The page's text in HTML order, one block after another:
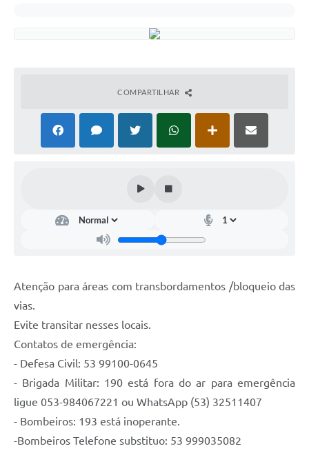
COMPARTILHAR
Atenção para áreas com transbordamentos /bloqueio das
vias.
Evite transitar nesses locais.
Contatos de emergência:
- Defesa Civil: 53 99100-0645
- Brigada Militar: 190 está fora do ar para emergência
ligue 053-984067221 ou WhatsApp (53) 32511407
- Bombeiros: 193 está inoperante.
-Bombeiros Telefone substituo: 53 999035082